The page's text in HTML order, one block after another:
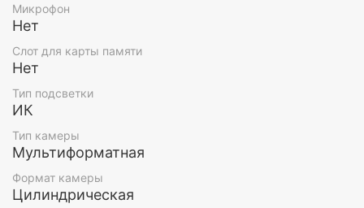
Микрофон
Нет
Слот для карты памяти
Нет
Тип подсветки
ИК
Тип камеры
Мультиформатная
Формат камеры
Цилиндрическая